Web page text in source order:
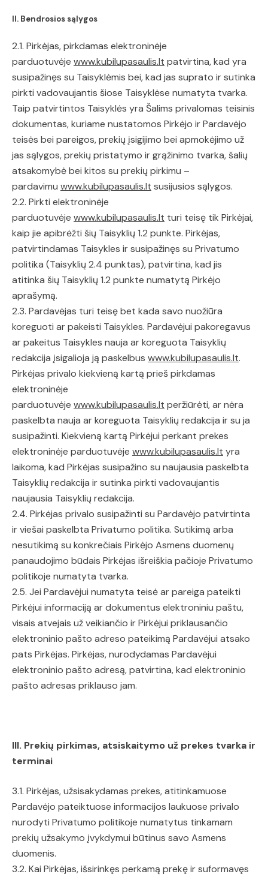
II. Bendrosios sąlygos
2.1. Pirkėjas, pirkdamas elektroninėje
parduotuvėje www.kubilupasaulis.lt patvirtina, kad yra
susipažinęs su Taisyklėmis bei, kad jas suprato ir sutinka
pirkti vadovaujantis šiose Taisyklėse numatyta tvarka.
Taip patvirtintos Taisyklės yra Šalims privalomas teisinis
dokumentas, kuriame nustatomos Pirkėjo ir Pardavėjo
teisės bei pareigos, prekių įsigijimo bei apmokėjimo už
jas sąlygos, prekių pristatymo ir grąžinimo tvarka, šalių
atsakomybė bei kitos su prekių pirkimu –
pardavimu www.kubilupasaulis.lt susijusios sąlygos.
2.2. Pirkti elektroninėje
parduotuvėje www.kubilupasaulis.lt turi teisę tik Pirkėjai,
kaip jie apibrėžti šių Taisyklių 1.2 punkte. Pirkėjas,
patvirtindamas Taisykles ir susipažinęs su Privatumo
politika (Taisyklių 2.4 punktas), patvirtina, kad jis
atitinka šių Taisyklių 1.2 punkte numatytą Pirkėjo
aprašymą.
2.3. Pardavėjas turi teisę bet kada savo nuožiūra
koreguoti ar pakeisti Taisykles. Pardavėjui pakoregavus
ar pakeitus Taisykles nauja ar koreguota Taisyklių
redakcija įsigalioja ją paskelbus www.kubilupasaulis.lt.
Pirkėjas privalo kiekvieną kartą prieš pirkdamas
elektroninėje
parduotuvėje www.kubilupasaulis.lt peržiūrėti, ar nėra
paskelbta nauja ar koreguota Taisyklių redakcija ir su ja
susipažinti. Kiekvieną kartą Pirkėjui perkant prekes
elektroninėje parduotuvėje www.kubilupasaulis.lt yra
laikoma, kad Pirkėjas susipažino su naujausia paskelbta
Taisyklių redakcija ir sutinka pirkti vadovaujantis
naujausia Taisyklių redakcija.
2.4. Pirkėjas privalo susipažinti su Pardavėjo patvirtinta
ir viešai paskelbta Privatumo politika. Sutikimą arba
nesutikimą su konkrečiais Pirkėjo Asmens duomenų
panaudojimo būdais Pirkėjas išreiškia pačioje Privatumo
politikoje numatyta tvarka.
2.5. Jei Pardavėjui numatyta teisė ar pareiga pateikti
Pirkėjui informaciją ar dokumentus elektroniniu paštu,
visais atvejais už veikiančio ir Pirkėjui priklausančio
elektroninio pašto adreso pateikimą Pardavėjui atsako
pats Pirkėjas. Pirkėjas, nurodydamas Pardavėjui
elektroninio pašto adresą, patvirtina, kad elektroninio
pašto adresas priklauso jam.
III. Prekių pirkimas, atsiskaitymo už prekes tvarka ir
terminai
3.1. Pirkėjas, užsisakydamas prekes, atitinkamuose
Pardavėjo pateiktuose informacijos laukuose privalo
nurodyti Privatumo politikoje numatytus tinkamam
prekių užsakymo įvykdymui būtinus savo Asmens
duomenis.
3.2. Kai Pirkėjas, išsirinkęs perkamą prekę ir suformavęs